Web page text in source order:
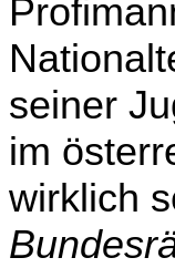
seiner
im
wirklich